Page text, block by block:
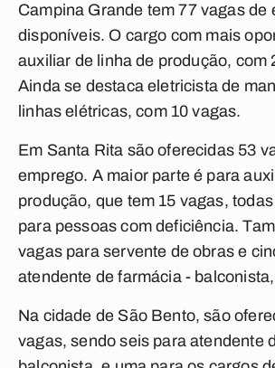
Campina Grande tem 77 vagas de
disponíveis. O cargo com mais
auxiliar de linha de produção, com
Ainda se destaca eletricista de
linhas elétricas, com 10 vagas.
Em Santa Rita são oferecidas 53
emprego. A maior parte é para
produção, que tem 15 vagas,
para pessoas com deficiência.
vagas para servente de obras e
atendente de farmácia -
Na cidade de São Bento, são
vagas, sendo seis para atendente